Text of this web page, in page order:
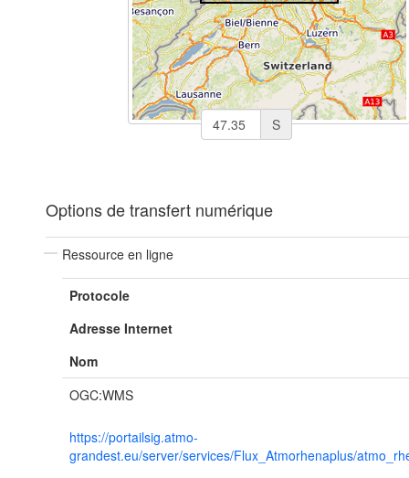
S
Options de transfert numérique
Ressource en ligne
Protocole
Adresse Internet
Nom
OGC:WMS
https://portailsig.atmo-
grandest.eu/server/services/Flux_Atmorhenaplus/